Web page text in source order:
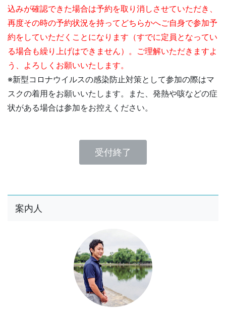
込みが確認できた場合は予約を取り消しさせていただき、
再度その時の予約状況を持ってどちらかへご自身で参加予
約をしていただくことになります（すでに定員となってい
る場合も繰り上げはできません）。ご理解いただきますよ
う、よろしくお願いいたします。
※新型コロナウイルスの感染防止対策として参加の際はマ
スクの着用をお願いいたします。また、発熱や咳などの症
状がある場合は参加をお控えください。
受付終了
案内人